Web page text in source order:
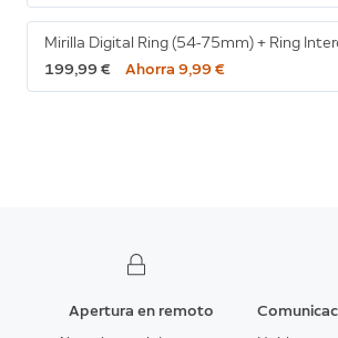
Mirilla Digital Ring (54-75mm) + Ring
199,99 €
Ahorra 9,99 €
Apertura en remoto